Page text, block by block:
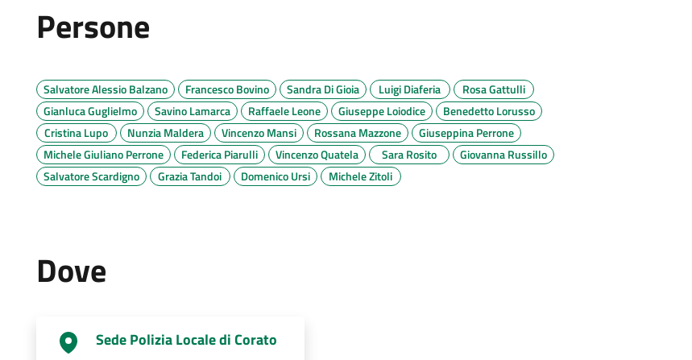
Persone
Salvatore Alessio Balzano Francesco Bovino Sandra Di Gioia Luigi Diaferia
Rosa Gattulli
Gianluca Guglielmo
Savino Lamarca Raffaele Leone Giuseppe Loiodice
Benedetto Lorusso
Cristina Lupo
Nunzia Maldera Vincenzo Mansi Rossana Mazzone
Giuseppina Perrone
Michele Giuliano Perrone
Federica Piarulli Vincenzo Quatela Sara Rosito
Giovanna Russillo
Salvatore Scardigno
Grazia Tandoi Domenico Ursi Michele Zitoli
Dove
Sede Polizia Locale di Corato